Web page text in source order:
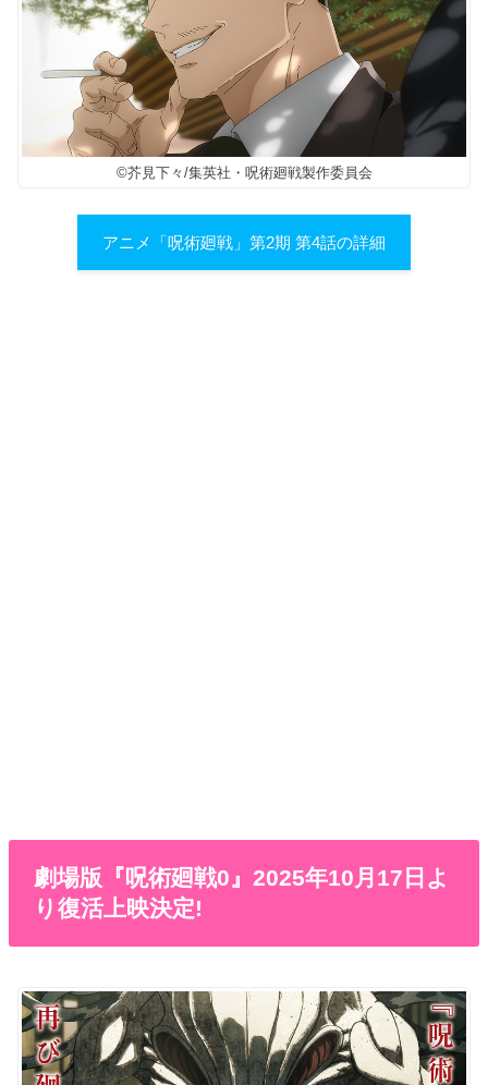
©芥見下々/集英社・呪術廻戦製作委員会
アニメ「呪術廻戦」第2期 第4話の詳細
劇場版『呪術廻戦0』2025年10月17日よ
り復活上映決定!